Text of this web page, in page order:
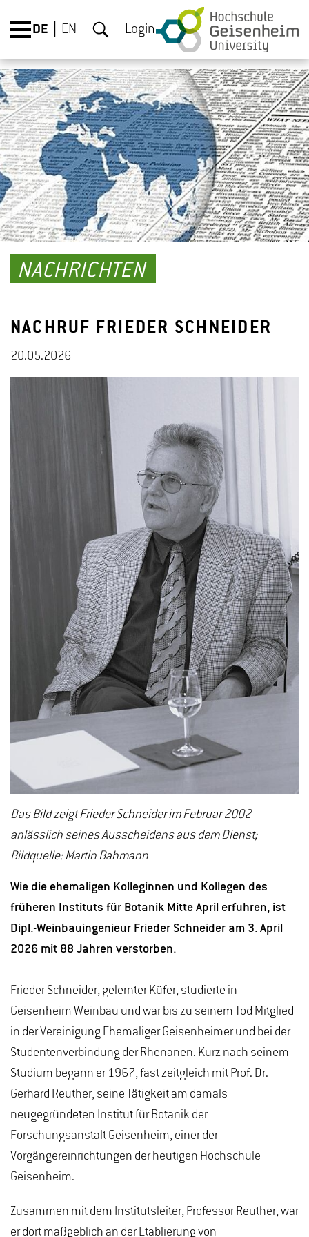
DE EN Login
NACHRICHTEN
NACHRUF FRIEDER SCHNEIDER
20.05.2026
Das Bild zeigt Frieder Schneider im Februar 2002
anlässlich seines Ausscheidens aus dem Dienst;
Bildquelle: Martin Bahmann
Wie die ehemaligen Kolleginnen und Kollegen des
früheren Instituts für Botanik Mitte April erfuhren, ist
Dipl.-Weinbauingenieur Frieder Schneider am 3. April
2026 mit 88 Jahren verstorben.
Frieder Schneider, gelernter Küfer, studierte in
Geisenheim Weinbau und war bis zu seinem Tod Mitglied
in der Vereinigung Ehemaliger Geisenheimer und bei der
Studentenverbindung der Rhenanen. Kurz nach seinem
Studium begann er 1967, fast zeitgleich mit Prof. Dr.
Gerhard Reuther, seine Tätigkeit am damals
neugegründeten Institut für Botanik der
Forschungsanstalt Geisenheim, einer der
Vorgängereinrichtungen der heutigen Hochschule
Geisenheim.
Zusammen mit dem Institutsleiter, Professor Reuther, war
er dort maßgeblich an der Etablierung von